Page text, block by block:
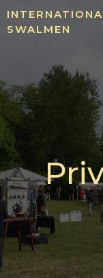
SWALMEN